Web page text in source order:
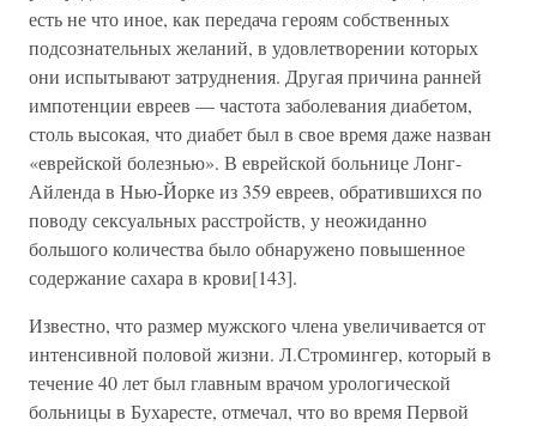
есть не что иное, как передача героям собственных
подсознательных желаний, в удовлетворении которых
они испытывают затруднения. Другая причина ранней
импотенции евреев — частота заболевания диабетом,
столь высокая, что диабет был в свое время даже назван
«еврейской болезнью». В еврейской больнице Лонг-
Айленда в Нью-Йорке из 359 евреев, обратившихся по
поводу сексуальных расстройств, у неожиданно
большого количества было обнаружено повышенное
содержание сахара в крови[143].
Известно, что размер мужского члена увеличивается от
интенсивной половой жизни. Л.Стромингер, который в
течение 40 лет был главным врачом урологической
больницы в Бухаресте, отмечал, что во время Первой